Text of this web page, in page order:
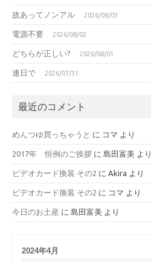
故あってノンアル 2026/08/03
電源不要 2026/08/02
どちらが正しい? 2026/08/01
連日で 2026/07/31
最近のコメント
めんつゆ買っちゃうと に コマ より
2017年 恒例のご挨拶 に 島田富美 より
ビデオカード換装 その2 に Akira より
ビデオカード換装 その2 に コマ より
今日のお土産 に 島田富美 より
2024年4月